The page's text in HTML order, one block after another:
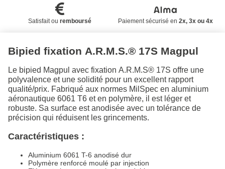
Satisfait ou remboursé Paiement sécurisé en 2x, 3x ou 4x
Bipied fixation A.R.M.S.® 17S Magpul
Le bipied Magpul avec fixation A.R.M.S® 17S offre une
polyvalence et une solidité pour un excellent rapport
qualité/prix. Fabriqué aux normes MilSpec en aluminium
aéronautique 6061 T6 et en polymère, il est léger et
robuste. Sa surface est anodisée avec un tolérance de
précision qui réduisent les grincements.
Caractéristiques :
Aluminium 6061 T-6 anodisé dur
Polymère renforcé moulé par injection